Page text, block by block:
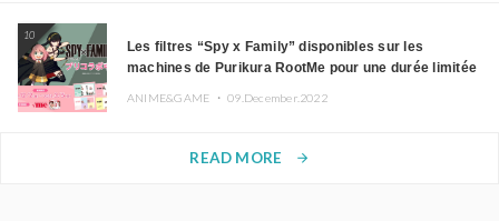
10
Les filtres “Spy x Family” disponibles sur les
machines de Purikura RootMe pour une durée limitée
ANIME&GAME ・09.December.2022
READ MORE arrow_forward